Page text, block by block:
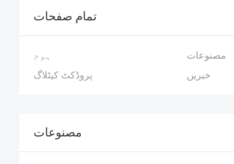
تمام صفحات
ہوم مصنوعات
پروڈکٹ کیٹلاگ
خبریں
مصنوعات